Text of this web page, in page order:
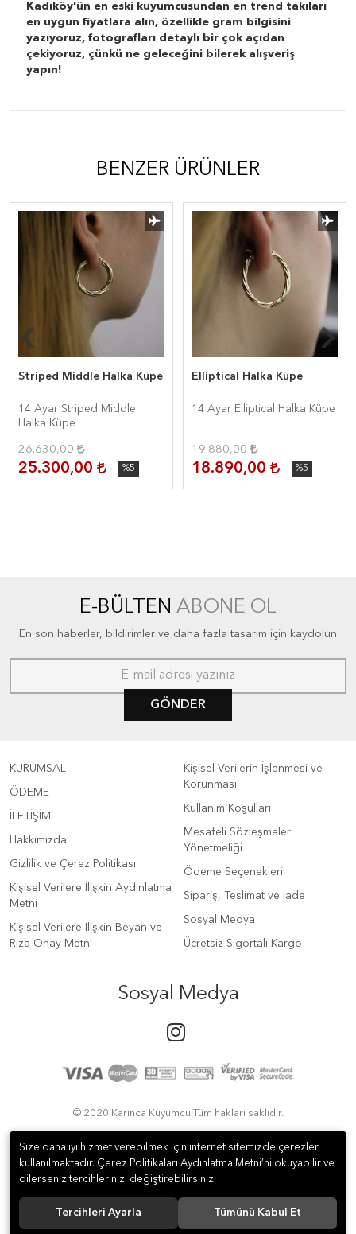
Kadıköy'ün en eski kuyumcusundan en trend takıları
en uygun fiyatlara alın, özellikle gram bilgisini
yazıyoruz, fotografları detaylı bir çok açıdan
çekiyoruz, çünkü ne geleceğini bilerek alışveriş
yapın!
BENZER ÜRÜNLER
Striped Middle Halka Küpe
14 Ayar Striped Middle
Halka Küpe
26.630,00
25.300,00 %5
Elliptical Halka Küpe
14 Ayar Elliptical Halka Küpe
19.880,00
18.890,00 %5
E-BÜLTEN ABONE OL
En son haberler, bildirimler ve daha fazla tasarım için kaydolun
GÖNDER
KURUMSAL
ÖDEME
İLETİŞİM
Hakkımızda
Gizlilik ve Çerez Politikası
Kişisel Verilere İlişkin Aydınlatma
Metni
Kişisel Verilere İlişkin Beyan ve
Rıza Onay Metni
Kişisel Verilerin İşlenmesi ve
Korunması
Kullanım Koşulları
Mesafeli Sözleşmeler
Yönetmeliği
Ödeme Seçenekleri
Sipariş, Teslimat ve İade
Sosyal Medya
Ücretsiz Sigortalı Kargo
Sosyal Medya
© 2020 Karınca Kuyumcu Tüm hakları saklıdır.
Size daha iyi hizmet verebilmek için internet sitemizde çerezler
kullanılmaktadır. Çerez Politikaları Aydınlatma Metni’ni okuyabilir ve
dilerseniz tercihlerinizi değiştirebilirsiniz.
Tercihleri Ayarla Tümünü Kabul Et